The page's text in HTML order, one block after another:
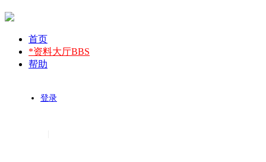
首页
*资料大厅BBS
帮助
登录